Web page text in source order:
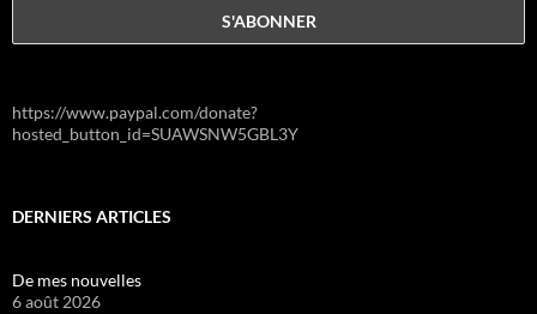
https://www.paypal.com/donate?
hosted_button_id=SUAWSNW5GBL3Y
DERNIERS ARTICLES
De mes nouvelles
6 août 2026